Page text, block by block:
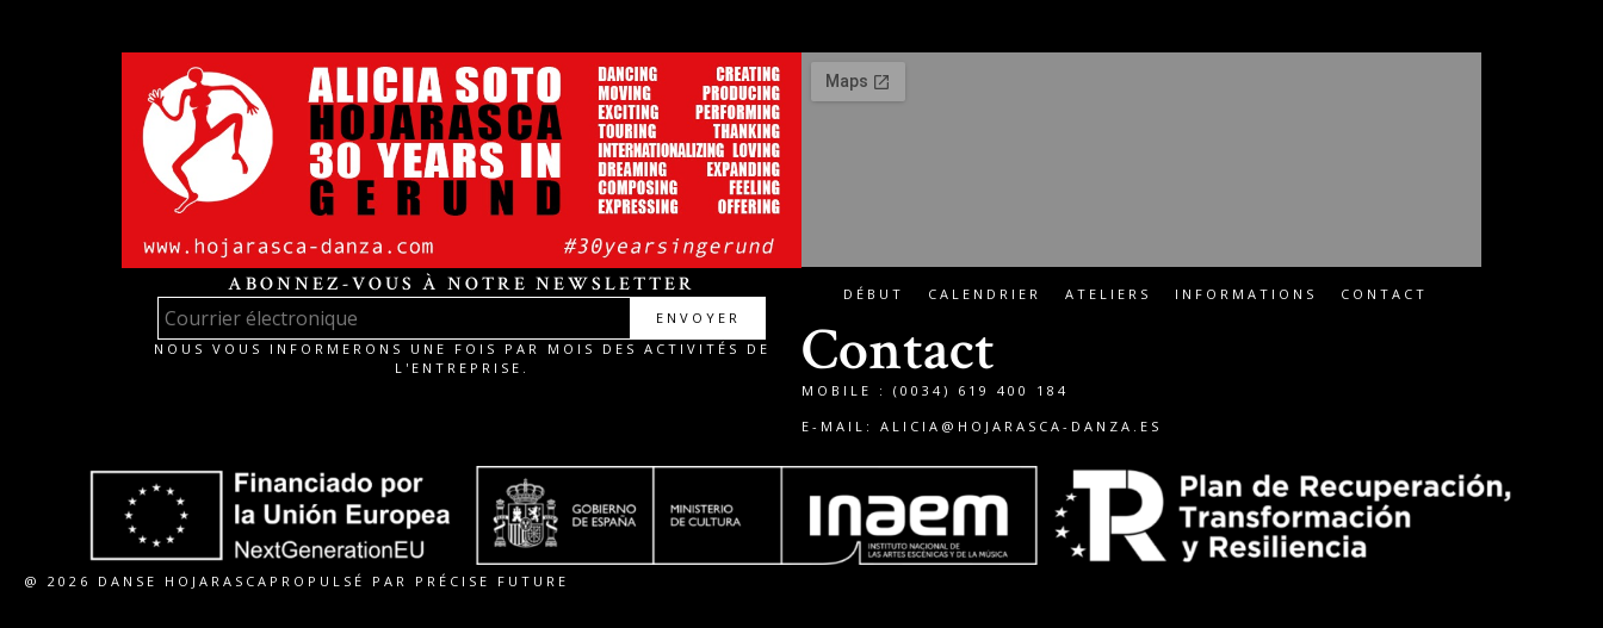
ABONNEZ-VOUS À NOTRE NEWSLETTER
ENVOYER
NOUS VOUS INFORMERONS UNE FOIS PAR MOIS DES ACTIVITÉS DE
L'ENTREPRISE.
DÉBUT CALENDRIER ATELIERS INFORMATIONS CONTACT
Contact
MOBILE : (0034) 619 400 184
E-MAIL: ALICIA@HOJARASCA-DANZA.ES
@ 2026 DANSE HOJARASCA PROPULSÉ PAR PRÉCISE FUTURE